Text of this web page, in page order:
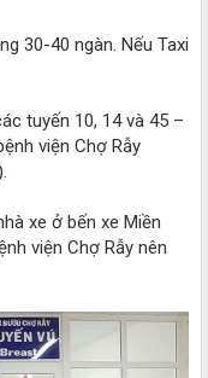
30-40 ngàn. Nếu Taxi
tuyến 10, 14 và 45 –
viện Chợ Rẫy
xe ở bến xe Miền
viện Chợ Rẫy nên